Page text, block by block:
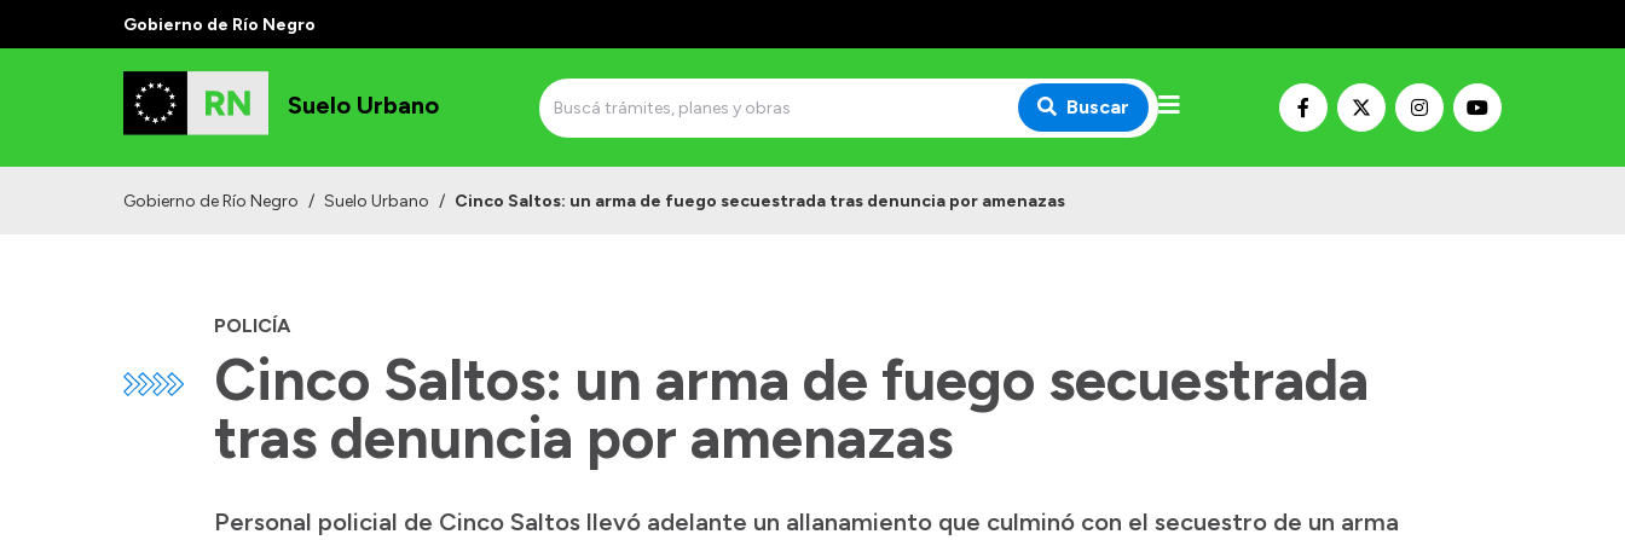
Gobierno de Río Negro
Suelo Urbano Buscar
Gobierno de Río Negro / Suelo Urbano / Cinco Saltos: un arma de fuego secuestrada tras denuncia por amenazas
POLICÍA
Cinco Saltos: un arma de fuego secuestrada
tras denuncia por amenazas
Personal policial de Cinco Saltos llevó adelante un allanamiento que culminó con el secuestro de un arma